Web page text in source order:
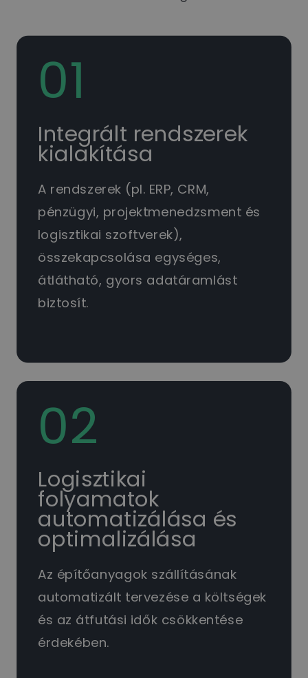
01
Integrált rendszerek
kialakítása
A rendszerek (pl. ERP, CRM,
pénzügyi, projektmenedzsment és
logisztikai szoftverek),
összekapcsolása egységes,
átlátható, gyors adatáramlást
biztosít.
02
Logisztikai
folyamatok
automatizálása és
optimalizálása
Az építőanyagok szállításának
automatizált tervezése a költségek
és az átfutási idők csökkentése
érdekében.